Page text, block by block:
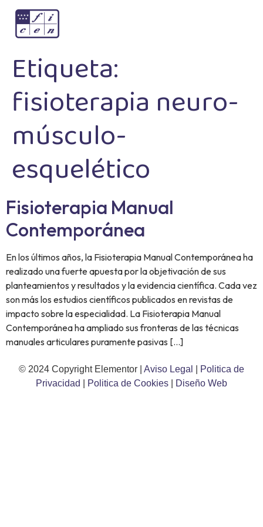
Etiqueta:
fisioterapia neuro-
músculo-
esquelético
Fisioterapia Manual
Contemporánea
En los últimos años, la Fisioterapia Manual Contemporánea ha
realizado una fuerte apuesta por la objetivación de sus
planteamientos y resultados y la evidencia científica. Cada vez
son más los estudios científicos publicados en revistas de
impacto sobre la especialidad. La Fisioterapia Manual
Contemporánea ha ampliado sus fronteras de las técnicas
manuales articulares puramente pasivas […]
© 2024 Copyright Elementor | Aviso Legal
Politica de
Privacidad
Politica de Cookies Diseño Web